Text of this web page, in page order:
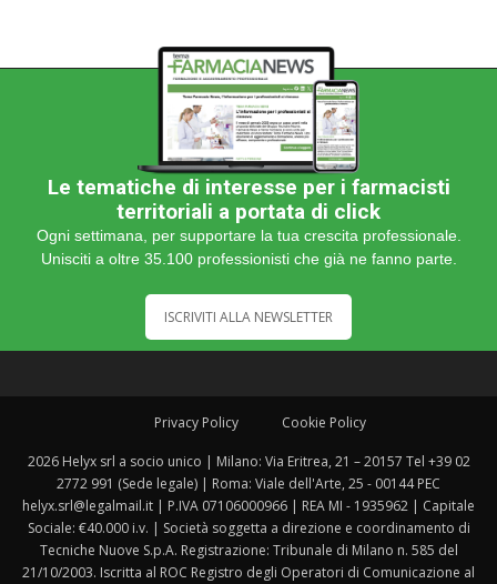
Le tematiche di interesse per i farmacisti
territoriali a portata di click
Ogni settimana, per supportare la tua crescita professionale.
Unisciti a oltre 35.100 professionisti che già ne fanno parte.
ISCRIVITI ALLA NEWSLETTER
Privacy Policy Cookie Policy
2026 Helyx srl a socio unico | Milano: Via Eritrea, 21 – 20157 Tel +39 02
2772 991 (Sede legale) | Roma: Viale dell'Arte, 25 - 00144 PEC
helyx.srl@legalmail.it | P.IVA 07106000966 | REA MI - 1935962 | Capitale
Sociale: €40.000 i.v. | Società soggetta a direzione e coordinamento di
Tecniche Nuove S.p.A. Registrazione: Tribunale di Milano n. 585 del
21/10/2003. Iscritta al ROC Registro degli Operatori di Comunicazione al